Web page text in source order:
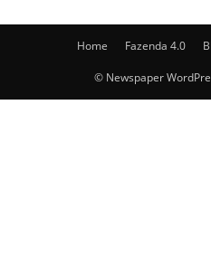
Home Fazenda 4.0
© Newspaper